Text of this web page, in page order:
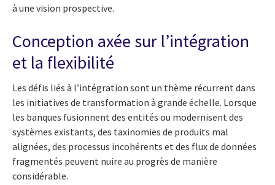
à une vision prospective.
Conception axée sur l’intégration
et la flexibilité
Les défis liés à l’intégration sont un thème récurrent dans
les initiatives de transformation à grande échelle. Lorsque
les banques fusionnent des entités ou modernisent des
systèmes existants, des taxinomies de produits mal
alignées, des processus incohérents et des flux de données
fragmentés peuvent nuire au progrès de manière
considérable.